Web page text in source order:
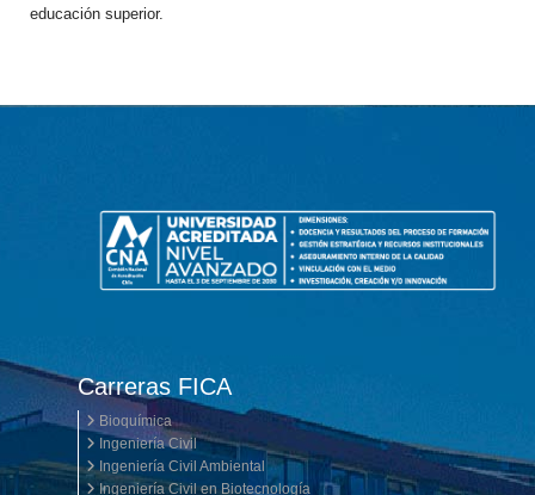
educación superior.
Carreras FICA
Bioquímica
Ingeniería Civil
Ingeniería Civil Ambiental
Ingeniería Civil en Biotecnología